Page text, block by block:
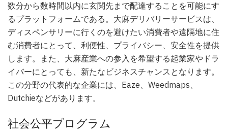
数分から数時間以内に玄関先まで配達することを可能にす
るプラットフォームである。大麻デリバリーサービスは、
ディスペンサリーに行くのを避けたい消費者や遠隔地に住
む消費者にとって、利便性、プライバシー、安全性を提供
します。また、大麻産業への参入を希望する起業家やドラ
イバーにとっても、新たなビジネスチャンスとなります。
この分野の代表的な企業には、Eaze、Weedmaps、
Dutchieなどがあります。
社会公平プログラム